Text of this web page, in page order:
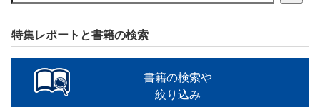
特集レポートと書籍の検索
書籍の検索や
絞り込み